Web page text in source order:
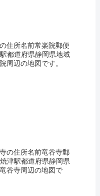
住所名前常楽院郵便
都道府県静岡県地域
周辺の地図です。
の住所名前竜谷寺郵
津駅都道府県静岡県
谷寺周辺の地図で